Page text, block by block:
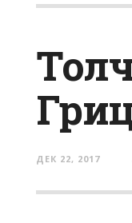
ДЕК 22, 2017